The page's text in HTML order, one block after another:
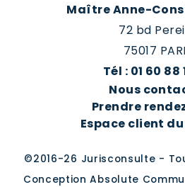
Maître Anne-
72 bd
75017
Tél : 01 60 88
Nous
Prendre
Espace client
©2016-26 Jurisconsulte -
Conception Absolute